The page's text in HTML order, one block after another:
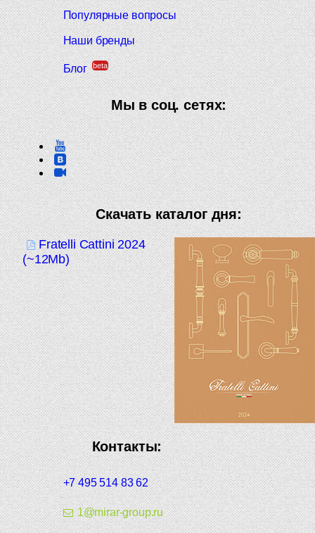
Популярные вопросы
Наши бренды
Блог beta
Мы в соц. сетях:
Скачать каталог дня:
Fratelli Cattini 2024
(~12Mb)
Контакты:
+7 495 514 83 62
1@mirar-group.ru